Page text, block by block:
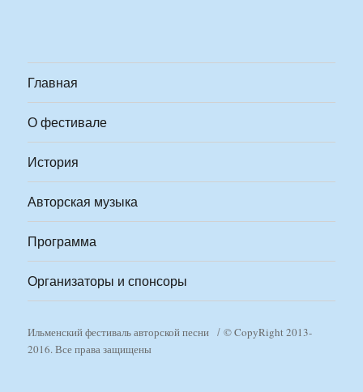
Главная
О фестивале
История
Авторская музыка
Программа
Организаторы и спонсоры
Ильменский фестиваль авторской песни
© CopyRight 2013-
2016. Все права защищены